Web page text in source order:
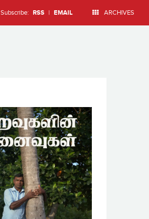
Subscribe: RSS | EMAIL ARCHIVES